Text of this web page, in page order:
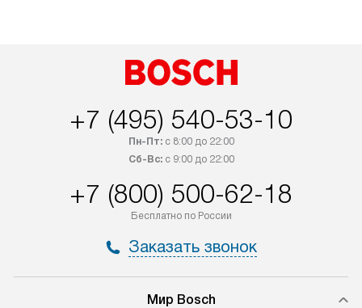
+7 (495) 540-53-10
Пн-Пт:с 8:00 до 22:00
Сб-Вс:с 9:00 до 22:00
+7 (800) 500-62-18
Бесплатно по России
Заказать звонок
Мир Bosch